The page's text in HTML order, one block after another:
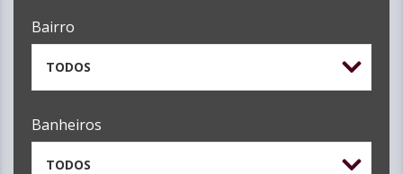
Bairro
TODOS
Banheiros
TODOS